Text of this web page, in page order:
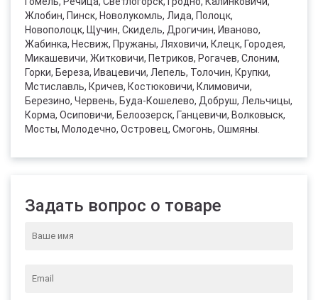
Жлобин, Пинск, Новолукомль, Лида, Полоцк,
Новополоцк, Щучин, Скидель, Дрогичин, Иваново,
Жабинка, Несвиж, Пружаны, Ляховичи, Клецк, Городея,
Микашевичи, Житковичи, Петриков, Рогачев, Слоним,
Горки, Береза, Ивацевичи, Лепель, Толочин, Крупки,
Мстиславль, Кричев, Костюковичи, Климовичи,
Березино, Червень, Буда-Кошелево, Добруш, Лельчицы,
Корма, Осиповичи, Белоозерск, Ганцевичи, Волковыск,
Мосты, Молодечно, Островец, Смогонь, Ошмяны.
Задать вопрос о товаре